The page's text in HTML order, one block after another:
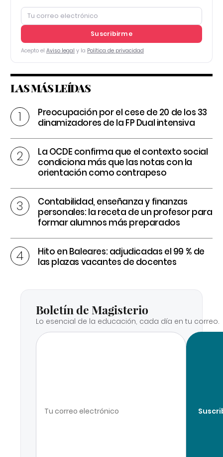
Suscribirme
Acepto el Aviso legal y la Política de privacidad
LAS MÁS LEÍDAS
Preocupación por el cese de 20 de los 33
dinamizadores de la FP Dual intensiva
La OCDE confirma que el contexto social
condiciona más que las notas con la
orientación como contrapeso
Contabilidad, enseñanza y finanzas
personales: la receta de un profesor para
formar alumnos más preparados
Hito en Baleares: adjudicadas el 99 % de
las plazas vacantes de docentes
Boletín de Magisterio
Lo esencial de la educación, cada día en tu correo.